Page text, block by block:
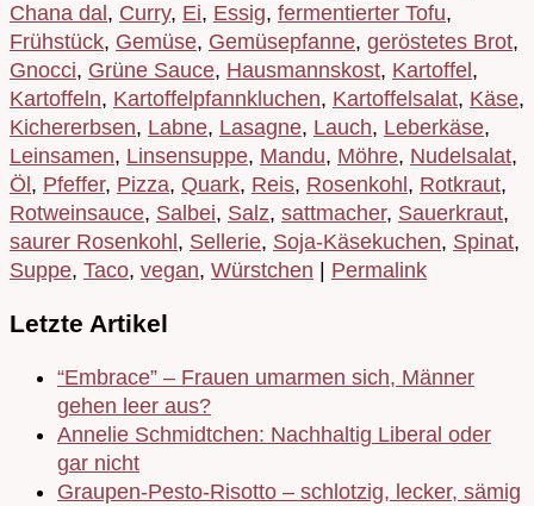
Chana dal , Curry, Ei, Essig, fermentierter Tofu,
Frühstück, Gemüse, Gemüsepfanne, geröstetes Brot,
Gnocci, Grüne Sauce, Hausmannskost, Kartoffel ,
Kartoffeln, Kartoffelpfannkluchen, Kartoffelsalat, Käse,
Kichererbsen, Labne, Lasagne, Lauch, Leberkäse,
Leinsamen, Linsensuppe, Mandu, Möhre, Nudelsalat,
Öl , Pfeffer, Pizza, Quark, Reis, Rosenkohl , Rotkraut,
Rotweinsauce, Salbei, Salz, sattmacher, Sauerkraut,
saurer Rosenkohl , Sellerie, Soja-Käsekuchen, Spinat,
Suppe, Taco, vegan, Würstchen Permalink
Letzte Artikel
“Embrace” – Frauen umarmen sich, Männer
gehen leer aus?
Annelie Schmidtchen: Nachhaltig Liberal oder
gar nicht
Graupen-Pesto-Risotto – schlotzig, lecker, sämig